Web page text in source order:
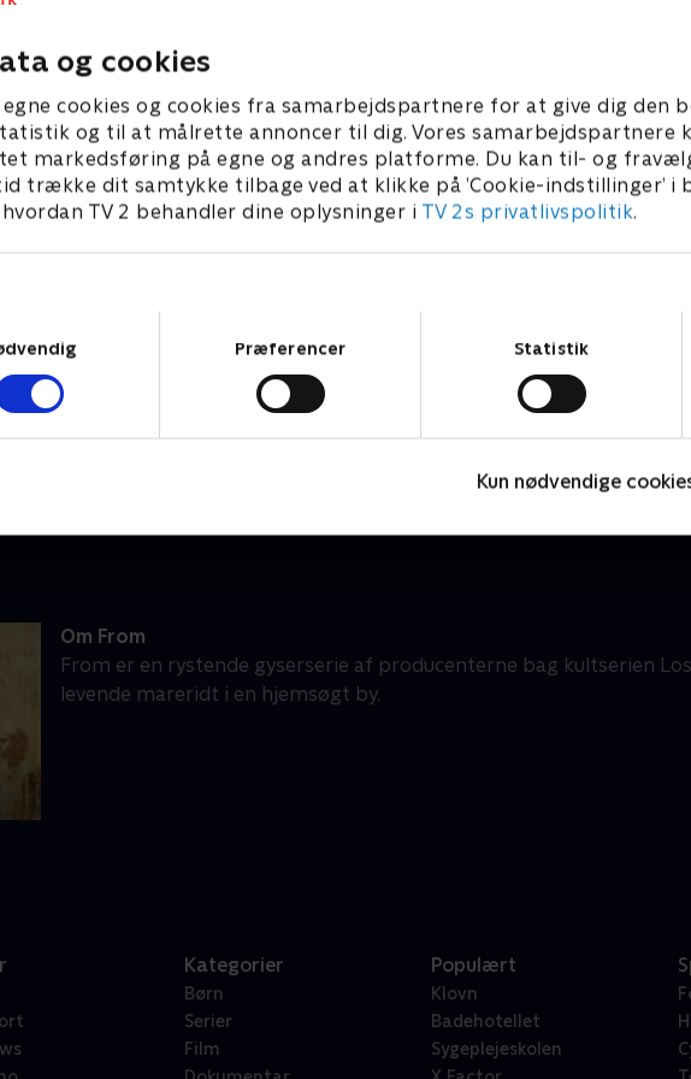
og cookies
cookies og cookies fra samarbejdspartnere for at give dig den
og til at målrette annoncer til dig. Vores samarbejdspartnere
markedsføring på egne og andres platforme. Du kan til- og
trække dit samtykke tilbage ved at klikke på ’Cookie-indstillinger’ i
TV 2 behandler dine oplysninger i TV 2s privatlivspolitik.
Præferencer Statistik
Kun nødvendige
en
15. juni 2026 • 54 min
Om From
From er en rystende gyserserie af producenterne bag kultserien
levende mareridt i en hjemsøgt by.
Kategorier
Børn
Serier
Film
Populært
Klovn
Badehotellet
Sygeplejeskolen